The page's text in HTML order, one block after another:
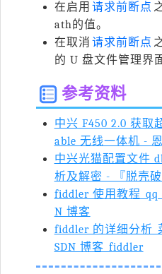
在启用 请求前断点
ath的值。
在取消 请求前断点
的 U 盘文件管理界
参考资料
中兴 F450 2.0 获
able 无线一体机 -
中兴光猫配置文件
析及解密 - 『脱壳
fiddler 使用教程
N 博客
fiddler 的详细分析_
SDN 博客_fiddler